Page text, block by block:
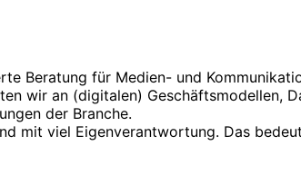
Beratung für Medien- und
wir an (digitalen) Geschäftsmodellen,
der Branche.
mit viel Eigenverantwortung. Das